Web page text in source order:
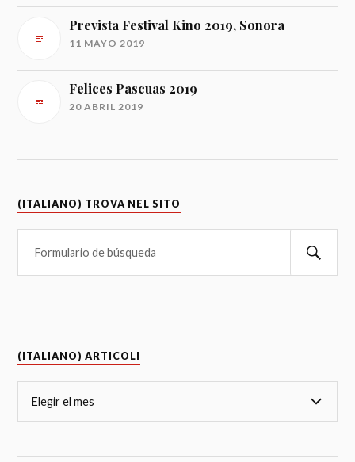
Prevista Festival Kino 2019, Sonora
11 MAYO 2019
Felices Pascuas 2019
20 ABRIL 2019
(ITALIANO) TROVA NEL SITO
(ITALIANO) ARTICOLI